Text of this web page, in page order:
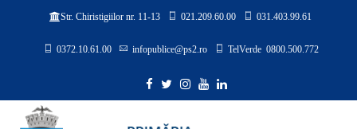
Str. Chiristigiilor nr. 11-13 021.209.60.00 031.403.99.61
0372.10.61.00 infopublice@ps2.ro TelVerde 0800.500.772